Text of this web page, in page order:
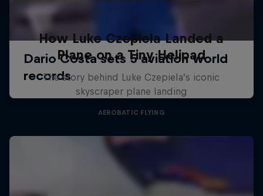
How Luke Czepiela Landed a
Plane on a Tiny Helipad
The story behind Luke Czepiela’s iconic
skyscraper plane landing
AEROBATIC FLYING